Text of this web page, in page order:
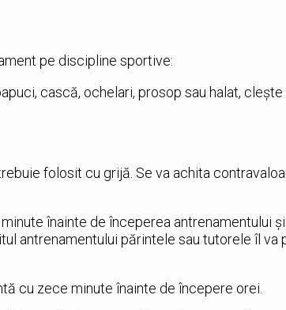
pe discipline sportive:
cască, ochelari, prosop sau halat,
folosit cu grijă. Se va achita
înainte de începerea antrenamentului
antrenamentului părintele sau tutorele îl va
cu zece minute înainte de începere orei.